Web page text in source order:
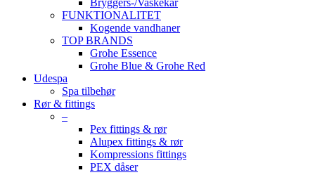
Bryggers-/Vaskekar
FUNKTIONALITET
Kogende vandhaner
TOP BRANDS
Grohe Essence
Grohe Blue & Grohe Red
Udespa
Spa tilbehør
Rør & fittings
–
Pex fittings & rør
Alupex fittings & rør
Kompressions fittings
PEX dåser